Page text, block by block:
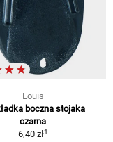
Louis
boczna stojaka
czarna
6,40 zł1